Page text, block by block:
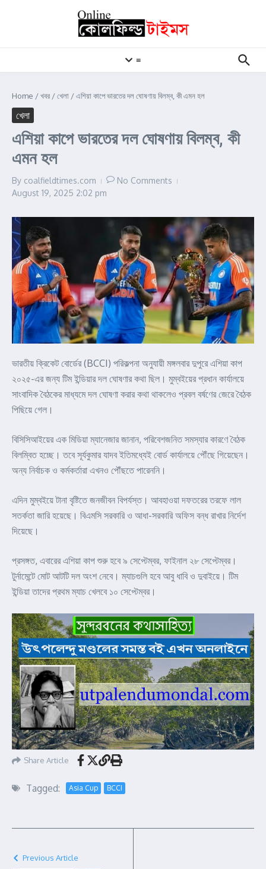
≡
Home /খবর /খেলা /এশিয়া কাপে ভারতের দল ঘোষণায় বিলম্ব, কী এমন হল
খেলা
এশিয়া কাপে ভারতের দল ঘোষণায় বিলম্ব, কী
এমন হল
By coalfieldtimes.com
No Comments
August 19, 2025 2:02 pm
ভারতীয় ক্রিকেট বোর্ডের (BCCI) পরিকল্পনা অনুযায়ী মঙ্গলবার দুপুরে এশিয়া কাপ
২০২৫-এর জন্য টিম ইন্ডিয়ার দল ঘোষণার কথা ছিল। মুম্বইয়ের প্রধান কার্যালয়ে
সাংবাদিক বৈঠকের মাধ্যমে দল ঘোষণা করার কথা থাকলেও প্রবল বর্ষণের জেরে বৈঠক
পিছিয়ে গেল।
বিসিসিআইয়ের এক মিডিয়া ম্যানেজার জানান, পরিবেশজনিত সমস্যার কারণে বৈঠক
বিলম্বিত হচ্ছে। তবে সূর্যকুমার যাদব ইতিমধ্যেই বোর্ড কার্যালয়ে পৌঁছে গিয়েছেন।
অন্য নির্বাচক ও কর্মকর্তারা এখনও পৌঁছতে পারেননি।
এদিন মুম্বইয়ে টানা বৃষ্টিতে জনজীবন বিপর্যস্ত। আবহাওয়া দফতরের তরফে লাল
সতর্কতা জারি হয়েছে। বিএমসি সরকারি ও আধা-সরকারি অফিস বন্ধ রাখার নির্দেশ
দিয়েছে।
প্রসঙ্গত, এবারের এশিয়া কাপ শুরু হবে ৯ সেপ্টেম্বর, ফাইনাল ২৮ সেপ্টেম্বর।
টুর্নামেন্টে মোট আটটি দল অংশ নেবে। ম্যাচগুলি হবে আবু ধাবি ও দুবাইয়ে। টিম
ইন্ডিয়া তাদের প্রথম ম্যাচ খেলবে ১০ সেপ্টেম্বর।
Share Article
Tagged: Asia Cup BCCI
Previous Article